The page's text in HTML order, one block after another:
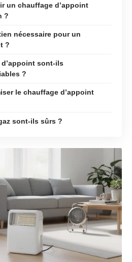
un chauffage d’appoint
?
nécessaire pour un
?
sont-ils
?
le chauffage d’appoint
sont-ils sûrs ?